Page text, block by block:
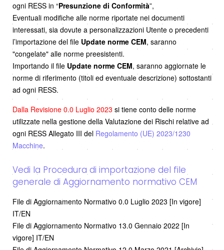
ogni RESS in “Presunzione di Conformità”,
Eventuali modifiche alle norme riportate nei documenti
interessati, sia dovute a personalizzazioni Utente o precedenti
l’importazione del file Update norme CEM, saranno
"congelate" alle norme preesistenti.
Importando il file Update norme CEM, saranno aggiornate le
norme di riferimento (titoli ed eventuale descrizione) sottostanti
ad ogni RESS.
Dalla Revisione 0.0 Luglio 2023 si tiene conto delle norme
utilizzate nella gestione della Valutazione dei Rischi relative ad
ogni RESS Allegato III del Regolamento (UE) 2023/1230
Macchine.
Vedi la Procedura di importazione del file
generale di Aggiornamento normativo CEM
File di Aggiornamento Normativo 0.0 Luglio 2023 [In vigore]
IT/EN
File di Aggiornamento Normativo 13.0 Gennaio 2022 [In
vigore] IT/EN